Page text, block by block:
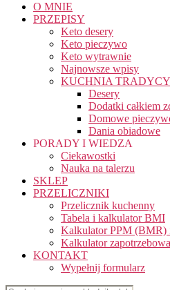
O MNIE
PRZEPISY
Keto desery
Keto pieczywo
Keto wytrawnie
Najnowsze wpisy
KUCHNIA
Desery
Dodatki całkiem
Domowe
Dania obiadowe
PORADY I WIEDZA
Ciekawostki
Nauka na talerzu
SKLEP
PRZELICZNIKI
Przelicznik kuchenny
Tabela i kalkulator BMI
Kalkulator PPM (BMR)
Kalkulator
KONTAKT
Wypełnij formularz